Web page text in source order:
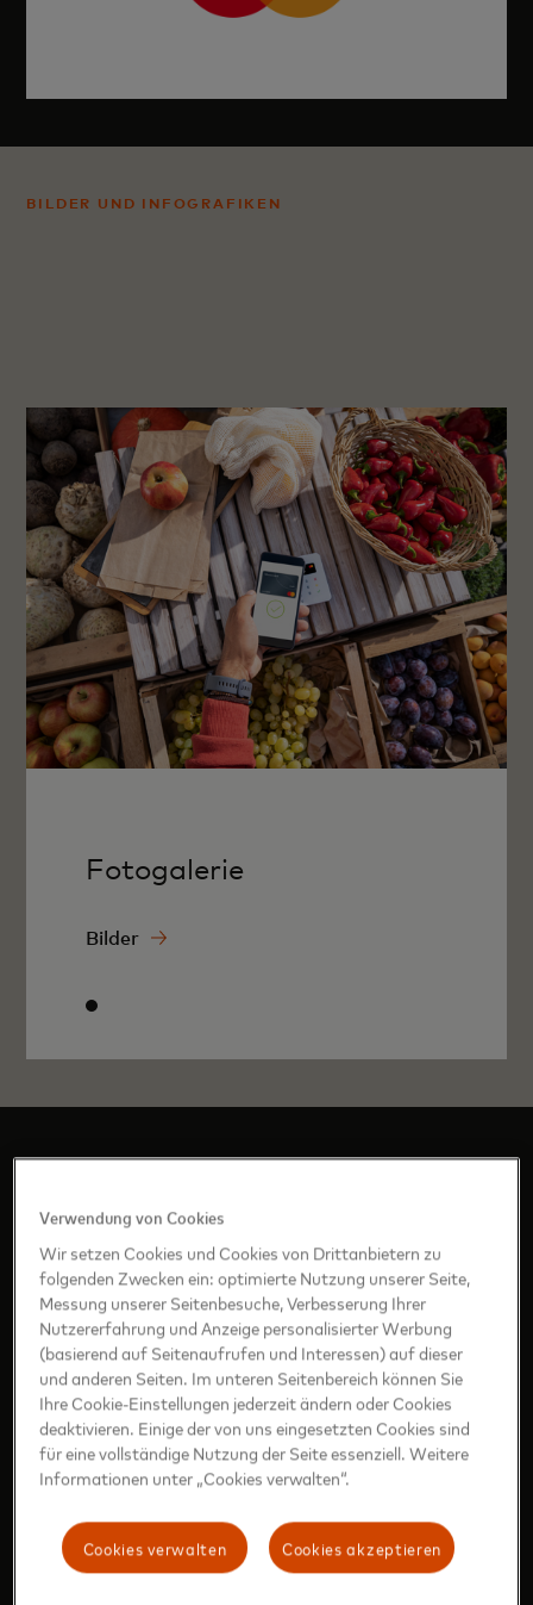
BILDER UND INFOGRAFIKEN
Fotogalerie
Bilder
KLANGMARKE
Klangmarke – Master Soundscape
Verwendung von Cookies
Wir setzen Cookies und Cookies von Drittanbietern zu
folgenden Zwecken ein: optimierte Nutzung unserer Seite,
Messung unserer Seitenbesuche, Verbesserung Ihrer
Nutzererfahrung und Anzeige personalisierter Werbung
(basierend auf Seitenaufrufen und Interessen) auf dieser
und anderen Seiten. Im unteren Seitenbereich können Sie
Ihre Cookie-Einstellungen jederzeit ändern oder Cookies
deaktivieren. Einige der von uns eingesetzten Cookies sind
für eine vollständige Nutzung der Seite essenziell. Weitere
Informationen unter „Cookies verwalten“.
Cookies akzeptieren
Cookies verwalten